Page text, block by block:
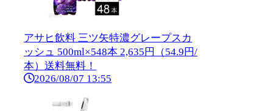
アサヒ飲料 三ツ矢特濃グレープスカ
ッシュ 500ml×548本 2,635円（54.9円/
本）送料無料！
2026/08/07 13:55